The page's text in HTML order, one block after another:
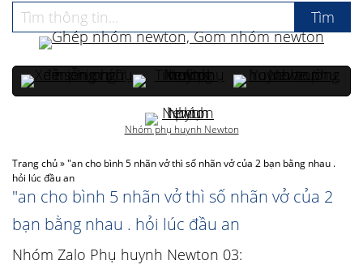
Trang chủ»"an cho bình 5 nhãn vở thì số nhãn vở của 2 bạn bằng nhau .
hỏi lúc đầu an
"an cho bình 5 nhãn vở thì số nhãn vở của 2
bạn bằng nhau . hỏi lúc đầu an
Nhóm Zalo Phụ huynh Newton 03:
Nhóm phụ huynh Newton